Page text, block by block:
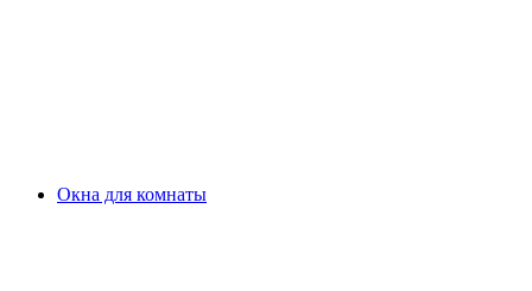
Окна для комнаты